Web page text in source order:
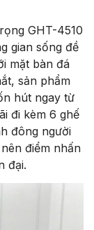
GHT-4510
gian sống đề
mặt bàn đá
sản phẩm
hút ngay từ
đi kèm 6 ghế
đông người
điểm nhấn
đại.